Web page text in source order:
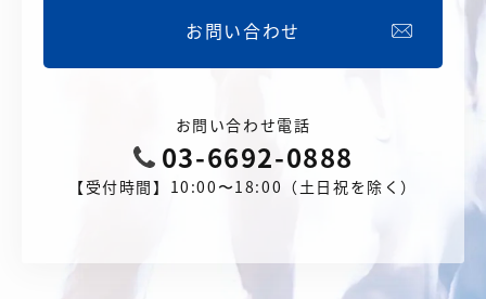
お問い合わせ
お問い合わせ電話
03-6692-0888
【受付時間】10:00〜18:00（土日祝を除く）